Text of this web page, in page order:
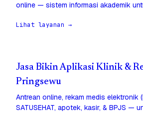
online — sistem informasi akademik
Lihat layanan →
Jasa Bikin Aplikasi Klinik &
Pringsewu
Antrean online, rekam medis elektronik
SATUSEHAT, apotek, kasir, & BPJS —